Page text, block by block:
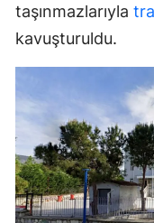
taşınmazlarıyla
kavuşturuldu.